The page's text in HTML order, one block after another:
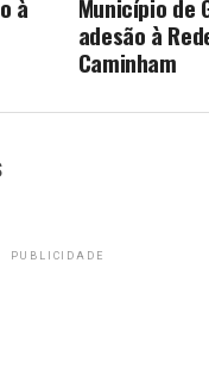
Município de
adesão à
Caminham
à
PUBLICIDADE